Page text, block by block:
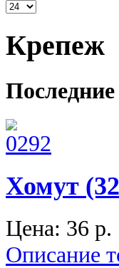
Крепеж
Хомут
Цена: 36 p.
Описание